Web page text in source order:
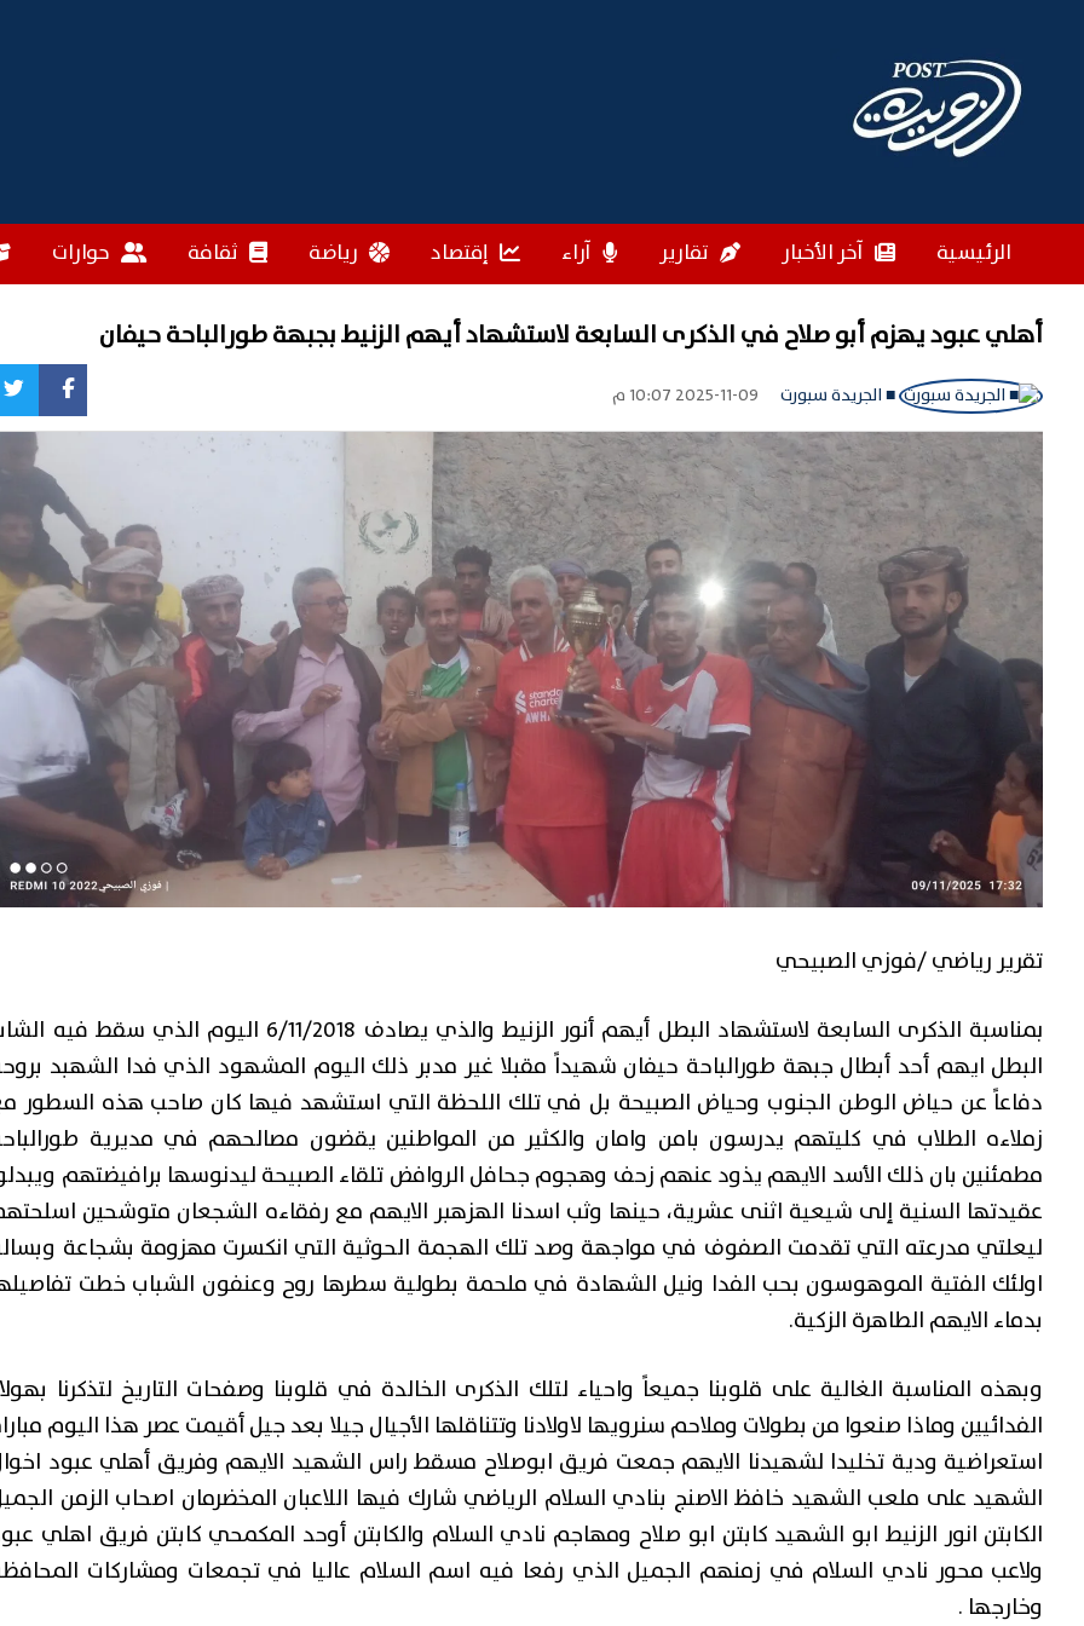
الرئيسية آخر الأخبار تقارير آراء إقتصاد رياضة ثقافة حوارات
أهلي عبود يهزم أبو صلاح في الذكرى السابعة لاستشهاد أيهم الزنيط بجبهة طورالباحة حيفان
■ الجريدة سبورت 2025-11-09 10:07 م
تقرير رياضي /فوزي الصبيحي
بمناسبة الذكرى السابعة لاستشهاد البطل أيهم أنور الزنيط والذي يصادف 6/11/2018 اليوم الذي سقط فيه
البطل ايهم أحد أبطال جبهة طورالباحة حيفان شهيداً مقبلا غير مدبر ذلك اليوم المشهود الذي فدا الشهبد
دفاعاً عن حياض الوطن الجنوب وحياض الصبيحة بل في تلك اللحظة التي استشهد فيها كان صاحب هذه السطور
زملاءه الطلاب في كليتهم يدرسون بامن وامان والكثير من المواطنين يقضون مصالحهم في مديرية
مطمئنين بان ذلك الأسد الايهم يذود عنهم زحف وهجوم جحافل الروافض تلقاء الصبيحة ليدنوسها برافيضتهم
عقيدتها السنية إلى شيعية اثنى عشرية، حينها وثب اسدنا الهزهبر الايهم مع رفقاءه الشجعان متوشحين
ليعلتي مدرعته التي تقدمت الصفوف في مواجهة وصد تلك الهجمة الحوثية التي انكسرت مهزومة بشجاعة
اولئك الفتية الموهوسون بحب الفدا ونيل الشهادة في ملحمة بطولية سطرها روح وعنفون الشباب خطت
بدماء الايهم الطاهرة الزكية.
وبهذه المناسبة الغالية على قلوبنا جميعاً واحياء لتلك الذكرى الخالدة في قلوبنا وصفحات التاريخ لتذكرنا
الفدائيين وماذا صنعوا من بطولات وملاحم سنرويها لاولادنا وتتناقلها الأجيال جيلا بعد جيل أقيمت عصر هذا اليوم
استعراضية ودية تخليدا لشهيدنا الايهم جمعت فريق ابوصلاح مسقط راس الشهيد الايهم وفريق أهلي عبود
الشهيد على ملعب الشهيد خافظ الاصنج بنادي السلام الرياضي شارك فيها اللاعبان المخضرمان اصحاب الزمن
الكابتن انور الزنيط ابو الشهيد كابتن ابو صلاح ومهاجم نادي السلام والكابتن أوحد المكمحي كابتن فريق اهلي
ولاعب محور نادي السلام في زمنهم الجميل الذي رفعا فيه اسم السلام عاليا في تجمعات ومشاركات
وخارجها .